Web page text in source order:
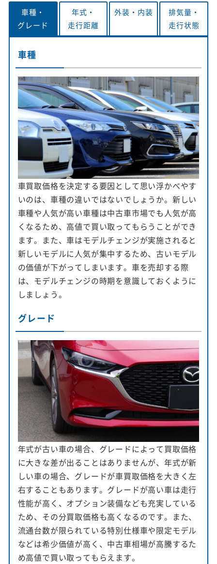
車種・
グレード
年式・
走行距離
外装・ 内装
排気量・
走行状態
車種
車買取価格を決定する要因として思い浮かべやす
いのは、車種の違いではないでしょうか。新しい
車種や人気が高い車種は中古車市場でも人気が高
くなるため、高値で買い取ってもらうことができ
ます。また、車はモデルチェンジが実施されると
新しいモデルに人気が集中するため、古いモデル
の価値が下がってしまいます。車を売却する際
は、モデルチェンジの時期を意識しておくように
しましょう。
グレード
年式が古い車の場合、グレードによって買取価格
に大きな差が出ることはありませんが、年式が新
しい車の場合、グレードが車買取価格を大きく左
右することもあります。グレードが高い車は走行
性能が高く、オプション装備なども充実している
ため、その分買取価格も高くなるのです。また、
流通台数が限られている特別仕様車や限定モデル
などは希少価値が高く、中古車相場が高騰するた
め高値で買い取ってもらえます。